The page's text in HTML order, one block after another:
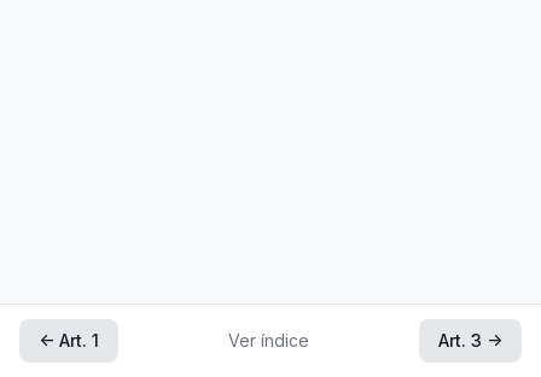
← Art. 1 Ver índice Art. 3 →